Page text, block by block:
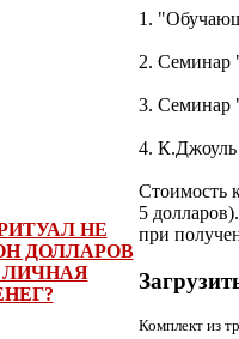
НЕ
ДОЛЛАРОВ
1.
2. Семинар
3. Семинар
4. К.Джоуль
Стоимость
5
при
Комплект из